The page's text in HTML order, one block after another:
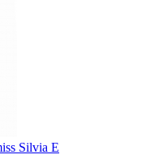
Silvia E